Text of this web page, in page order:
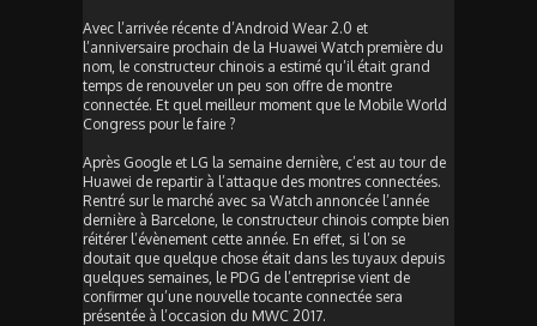
Avec l’arrivée récente d’Android Wear 2.0 et
l’anniversaire prochain de la Huawei Watch première du
nom, le constructeur chinois a estimé qu’il était grand
temps de renouveler un peu son offre de montre
connectée. Et quel meilleur moment que le Mobile World
Congress pour le faire ?
Après Google et LG la semaine dernière, c’est au tour de
Huawei de repartir à l’attaque des montres connectées.
Rentré sur le marché avec sa Watch annoncée l’année
dernière à Barcelone, le constructeur chinois compte bien
réitérer l’évènement cette année. En effet, si l’on se
doutait que quelque chose était dans les tuyaux depuis
quelques semaines, le PDG de l’entreprise vient de
confirmer qu’une nouvelle tocante connectée sera
présentée à l’occasion du MWC 2017.